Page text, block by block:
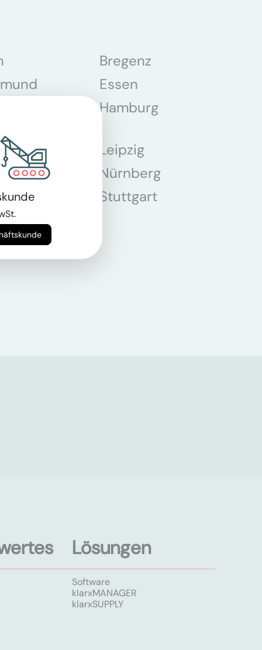
Bregenz
Essen
Hamburg
Leipzig
Nürnberg
Stuttgart
Lösungen
Software
klarxMANAGER
klarxSUPPLY